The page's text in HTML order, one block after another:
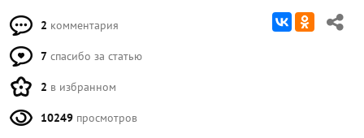
2 комментария
7 спасибо за статью
2 в избранном
10249 просмотров